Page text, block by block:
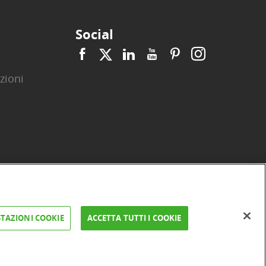
Social
| | | | |
FAQ e Sicurezza
COOKIE ACCETTA TUTTI I COOKIE